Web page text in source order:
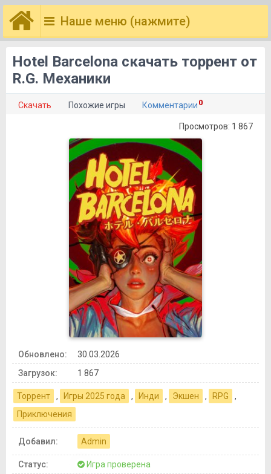
Наше меню (нажмите)
Hotel Barcelona скачать торрент от
R.G. Механики
Скачать Похожие игры Комментарии 0
Просмотров: 1 867
Обновлено:
30.03.2026
Загрузок:
1 867
Торрент , Игры 2025 года , Инди , Экшен , RPG
,
Приключения
Добавил: Admin
Статус: Игра проверена